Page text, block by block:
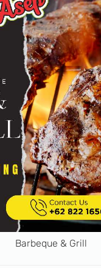
Barbeque & Grill